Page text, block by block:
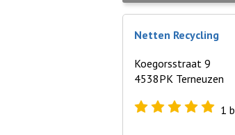
Netten Recycling
Koegorsstraat 9
4538PK Terneuzen
1